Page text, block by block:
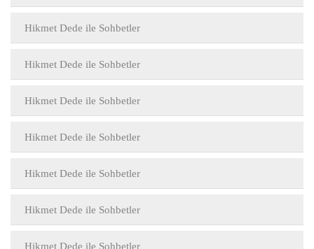
Hikmet Dede ile Sohbetler
Hikmet Dede ile Sohbetler
Hikmet Dede ile Sohbetler
Hikmet Dede ile Sohbetler
Hikmet Dede ile Sohbetler
Hikmet Dede ile Sohbetler
Hikmet Dede ile Sohbetler